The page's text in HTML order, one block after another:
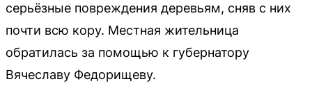
серьёзные повреждения деревьям, сняв с них
почти всю кору. Местная жительница
обратилась за помощью к губернатору
Вячеславу Федорищеву.